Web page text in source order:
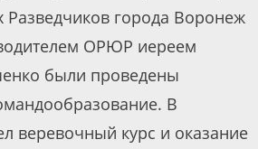
города Воронеж
ОРЮР иереем
были проведены
В
веревочный курс и оказание